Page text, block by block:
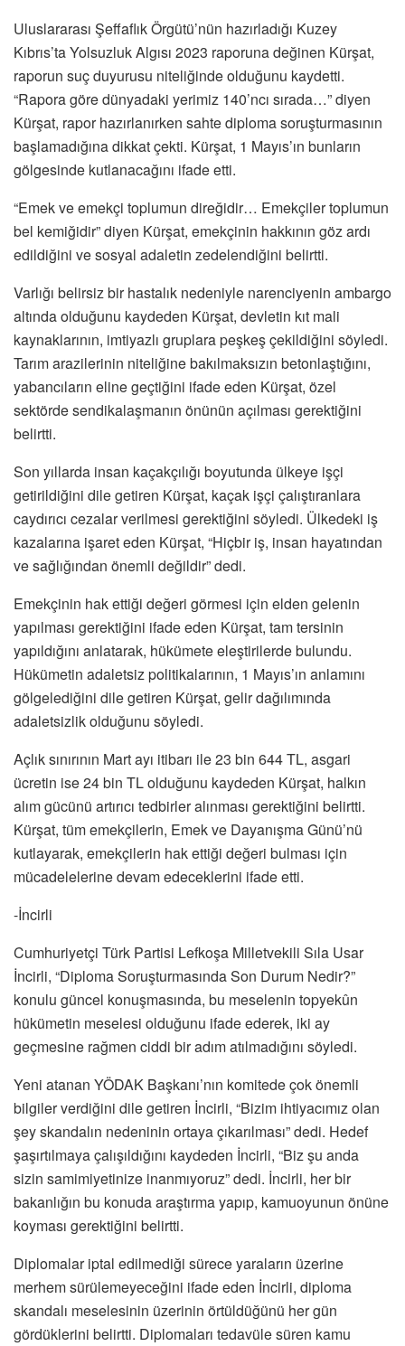
Uluslararası Şeffaflık Örgütü’nün hazırladığı Kuzey
Kıbrıs’ta Yolsuzluk Algısı 2023 raporuna değinen Kürşat,
raporun suç duyurusu niteliğinde olduğunu kaydetti.
“Rapora göre dünyadaki yerimiz 140’ncı sırada…” diyen
Kürşat, rapor hazırlanırken sahte diploma soruşturmasının
başlamadığına dikkat çekti. Kürşat, 1 Mayıs’ın bunların
gölgesinde kutlanacağını ifade etti.
“Emek ve emekçi toplumun direğidir… Emekçiler toplumun
bel kemiğidir” diyen Kürşat, emekçinin hakkının göz ardı
edildiğini ve sosyal adaletin zedelendiğini belirtti.
Varlığı belirsiz bir hastalık nedeniyle narenciyenin ambargo
altında olduğunu kaydeden Kürşat, devletin kıt mali
kaynaklarının, imtiyazlı gruplara peşkeş çekildiğini söyledi.
Tarım arazilerinin niteliğine bakılmaksızın betonlaştığını,
yabancıların eline geçtiğini ifade eden Kürşat, özel
sektörde sendikalaşmanın önünün açılması gerektiğini
belirtti.
Son yıllarda insan kaçakçılığı boyutunda ülkeye işçi
getirildiğini dile getiren Kürşat, kaçak işçi çalıştıranlara
caydırıcı cezalar verilmesi gerektiğini söyledi. Ülkedeki iş
kazalarına işaret eden Kürşat, “Hiçbir iş, insan hayatından
ve sağlığından önemli değildir” dedi.
Emekçinin hak ettiği değeri görmesi için elden gelenin
yapılması gerektiğini ifade eden Kürşat, tam tersinin
yapıldığını anlatarak, hükümete eleştirilerde bulundu.
Hükümetin adaletsiz politikalarının, 1 Mayıs’ın anlamını
gölgelediğini dile getiren Kürşat, gelir dağılımında
adaletsizlik olduğunu söyledi.
Açlık sınırının Mart ayı itibarı ile 23 bin 644 TL, asgari
ücretin ise 24 bin TL olduğunu kaydeden Kürşat, halkın
alım gücünü artırıcı tedbirler alınması gerektiğini belirtti.
Kürşat, tüm emekçilerin, Emek ve Dayanışma Günü’nü
kutlayarak, emekçilerin hak ettiği değeri bulması için
mücadelelerine devam edeceklerini ifade etti.
-İncirli
Cumhuriyetçi Türk Partisi Lefkoşa Milletvekili Sıla Usar
İncirli, “Diploma Soruşturmasında Son Durum Nedir?”
konulu güncel konuşmasında, bu meselenin topyekûn
hükümetin meselesi olduğunu ifade ederek, iki ay
geçmesine rağmen ciddi bir adım atılmadığını söyledi.
Yeni atanan YÖDAK Başkanı’nın komitede çok önemli
bilgiler verdiğini dile getiren İncirli, “Bizim ihtiyacımız olan
şey skandalın nedeninin ortaya çıkarılması” dedi. Hedef
şaşırtılmaya çalışıldığını kaydeden İncirli, “Biz şu anda
sizin samimiyetinize inanmıyoruz” dedi. İncirli, her bir
bakanlığın bu konuda araştırma yapıp, kamuoyunun önüne
koyması gerektiğini belirtti.
Diplomalar iptal edilmediği sürece yaraların üzerine
merhem sürülemeyeceğini ifade eden İncirli, diploma
skandalı meselesinin üzerinin örtüldüğünü her gün
gördüklerini belirtti. Diplomaları tedavüle süren kamu